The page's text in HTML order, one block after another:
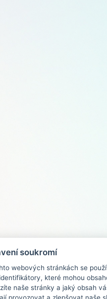
soukromí
webových stránkách se
které mohou
naše stránky a jaký obsah